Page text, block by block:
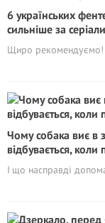
6 українських
сильніше за
Щиро рекомендуємо!
Чому собака виє в
відбувається,
І що насправді